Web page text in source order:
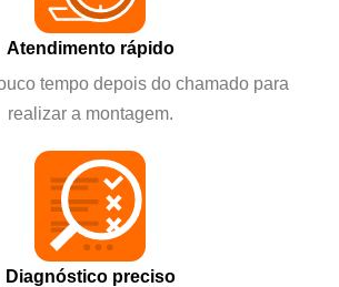
Atendimento rápido
tempo depois do chamado para
realizar a montagem.
Diagnóstico preciso